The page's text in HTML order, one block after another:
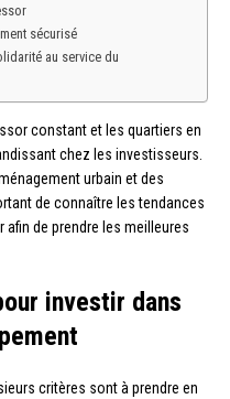
sécurisé
au service du
constant et les quartiers en
chez les investisseurs.
urbain et des
de connaître les tendances
de prendre les meilleures
investir dans
critères sont à prendre en